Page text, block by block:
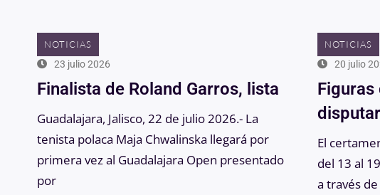
NOTICIAS
23 julio 2026
Finalista de Roland Garros, lista
Guadalajara, Jalisco, 22 de julio 2026.- La
tenista polaca Maja Chwalinska llegará por
primera vez al Guadalajara Open presentado
por
NOTICIAS
20 julio
Figuras
El
del 13 al
a través